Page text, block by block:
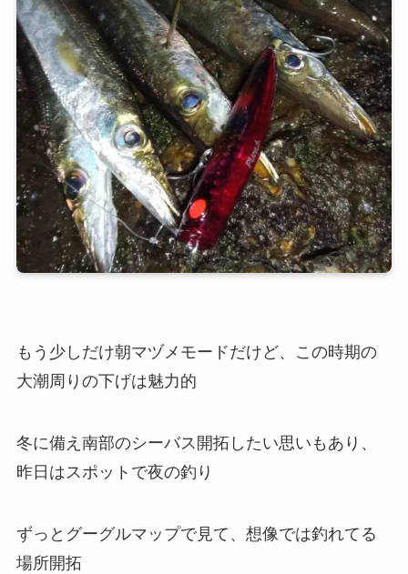
もう少しだけ朝マヅメモードだけど、この時期の
大潮周りの下げは魅力的
冬に備え南部のシーバス開拓したい思いもあり、
昨日はスポットで夜の釣り
ずっとグーグルマップで見て、想像では釣れてる
場所開拓